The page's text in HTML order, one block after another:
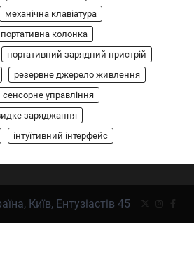
Go XG2T — це компактна
колонка, яка поєднує в собі
звук…
ПРИСТРОЇ
зарядна станція Yoshino
B330 SST
2024-09-06
Power B330 SST — це
з твердотільною батареєю (SST) та…
сонячні прожектори AiDot
механічна клавіатура
портативна колонка
портативний зарядний пристрій
резервне джерело живлення
сенсорне управління
заряджання
інтуїтивний інтерфейс
Київ, Ентузіастів 45 Twitter